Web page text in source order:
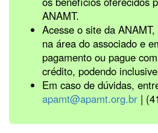
ANAMT.
Acesse o site da
na área do associado e
pagamento ou pague
crédito, podendo
Em caso de dúvidas,
apamt@apamt.org.br |